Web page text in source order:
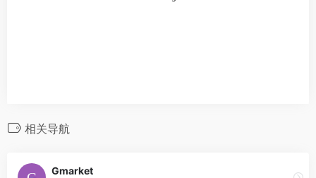
相关导航
Gmarket